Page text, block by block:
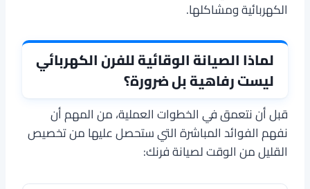
الكهربائية ومشاكلها.
لماذا الصيانة الوقائية للفرن الكهربائي
ليست رفاهية بل ضرورة؟
قبل أن نتعمق في الخطوات العملية، من المهم أن
نفهم الفوائد المباشرة التي ستحصل عليها من تخصيص
القليل من الوقت لصيانة فرنك: